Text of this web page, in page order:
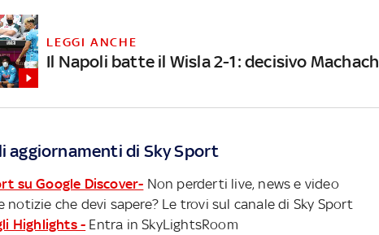
LEGGI ANCHE
Il Napoli batte il Wisla 2-1: decisivo Machach
aggiornamenti di Sky Sport
su Google Discover- Non perderti live, news e video
notizie che devi sapere? Le trovi sul canale di Sky Sport
Highlights - Entra in SkyLightsRoom